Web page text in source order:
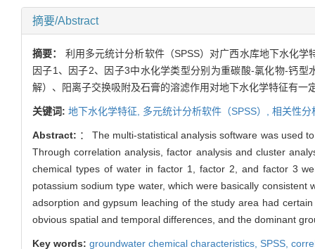
摘要/Abstract
摘要： 利用多元统计分析软件（SPSS）对广西水库地下水化
因子1、因子2、因子3中水化学类型分别为重碳酸-氯化物-钙
解）、阳离子交换吸附及石膏的溶滤作用对地下水化学特征有
关键词: 地下水化学特征, 多元统计分析软件（SPSS）, 相关性
Abstract: ： The multi-statistical analysis software was used
Through correlation analysis, factor analysis and cluster
chemical types of water in factor 1, factor 2, and factor 3
potassium sodium type water, which were basically
adsorption and gypsum leaching of the study area had
obvious spatial and temporal differences, and the dominant
Key words: groundwater chemical characteristics, SPSS,